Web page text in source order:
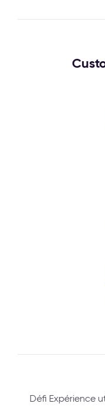
Défi Expérience